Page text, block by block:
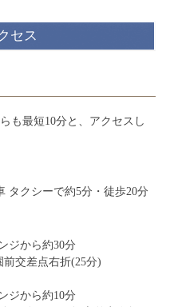
セス
も最短10分と、アクセスし
タクシーで約5分・徒歩20分
ジから約30分
交差点右折(25分)
ジから約10分